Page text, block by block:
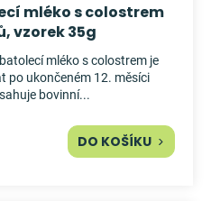
mléko s colostrem
vzorek 35g
mléko s colostrem je
po ukončeném 12. měsíci
bovinní...
DO KOŠÍKU